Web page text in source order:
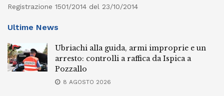
Registrazione 1501/2014 del 23/10/2014
Ultime News
Ubriachi alla guida, armi improprie e un
arresto: controlli a raffica da Ispica a
Pozzallo
8 AGOSTO 2026